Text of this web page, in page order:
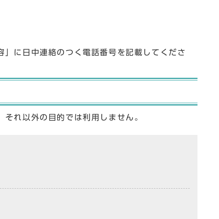
に日中連絡のつく電話番号を記載してくださ
れ以外の目的では利用しません。